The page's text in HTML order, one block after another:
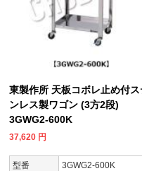
東製作所 天板コボレ止め付ス
ンレス製ワゴン (3方2段)
3GWG2-600K
37,620 円
型番
3GWG2-600K